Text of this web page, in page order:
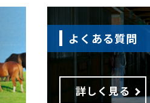
よくある質問
詳しく見る